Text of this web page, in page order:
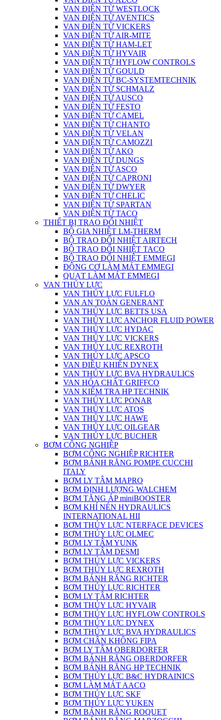
VAN ĐIỆN TỪ WESTLOCK
VAN ĐIỆN TỪ AVENTICS
VAN ĐIỆN TỪ VICKERS
VAN ĐIỆN TỪ AIR-MITE
VAN ĐIỆN TỪ HAM-LET
VAN ĐIỆN TỪ HYVAIR
VAN ĐIỆN TỪ HYFLOW CONTROLS
VAN ĐIỆN TỪ GOULD
VAN ĐIỆN TỪ BC-SYSTEMTECHNIK
VAN ĐIỆN TỪ SCHMALZ
VAN ĐIỆN TỪ AUSCO
VAN ĐIỆN TỪ FESTO
VAN ĐIỆN TỪ CAMEL
VAN ĐIỆN TỪ CHANTO
VAN ĐIỆN TỪ VELAN
VAN ĐIỆN TỪ CAMOZZI
VAN ĐIỆN TỪ AKO
VAN ĐIỆN TỪ DUNGS
VAN ĐIỆN TỪ ASCO
VAN ĐIỆN TỪ CAPRONI
VAN ĐIỆN TỪ DWYER
VAN ĐIỆN TỪ CHELIC
VAN ĐIỆN TỪ SPARTAN
VAN ĐIỆN TỪ TACO
THIẾT BỊ TRAO ĐỔI NHIỆT
BỘ GIA NHIỆT LM-THERM
BỘ TRAO ĐỔI NHIỆT AIRTECH
BỘ TRAO ĐỔI NHIỆT TACO
BỘ TRAO ĐỔI NHIỆT EMMEGI
ĐỘNG CƠ LÀM MÁT EMMEGI
QUẠT LÀM MÁT EMMEGI
VAN THỦY LỰC
VAN THỦY LỰC FULFLO
VAN AN TOÀN GENERANT
VAN THỦY LỰC BETTS USA
VAN THỦY LỰC ANCHOR FLUID POWER
VAN THỦY LỰC HYDAC
VAN THỦY LỰC VICKERS
VAN THỦY LỰC REXROTH
VAN THỦY LỰC APSCO
VAN ĐIỀU KHIỂN DYNEX
VAN THỦY LỰC BVA HYDRAULICS
VAN HÓA CHẤT GRIFFCO
VAN KIỂM TRA HP TECHNIK
VAN THỦY LỰC PONAR
VAN THỦY LỰC ATOS
VAN THỦY LỰC HAWE
VAN THỦY LỰC OILGEAR
VAN THỦY LỰC BUCHER
BƠM CÔNG NGHIỆP
BƠM CÔNG NGHIỆP RICHTER
BƠM BÁNH RĂNG POMPE CUCCHI
ITALY
BƠM LY TÂM MAPRO
BƠM ĐỊNH LƯỢNG WALCHEM
BƠM TĂNG ÁP miniBOOSTER
BƠM KHÍ NÉN HYDRAULICS
INTERNATIONAL HII
BƠM THỦY LỰC NTERFACE DEVICES
BƠM THỦY LỰC OLMEC
BƠM LY TÂM YUNK
BƠM LY TÂM DESMI
BƠM THỦY LỰC VICKERS
BƠM THỦY LỰC REXROTH
BƠM BÁNH RĂNG RICHTER
BƠM THỦY LỰC RICHTER
BƠM LY TÂM RICHTER
BƠM THỦY LỰC HYVAIR
BƠM THỦY LỰC HYFLOW CONTROLS
BƠM THỦY LỰC DYNEX
BƠM THỦY LỰC BVA HYDRAULICS
BƠM CHÂN KHÔNG FIPA
BƠM LY TÂM OBERDORFER
BƠM BÁNH RĂNG OBERDORFER
BƠM BÁNH RĂNG HP TECHNIK
BƠM THỦY LỰC B&C HYDRAINICS
BƠM LÀM MÁT AACO
BƠM THỦY LỰC SKF
BƠM THỦY LỰC YUKEN
BƠM BÁNH RĂNG ROQUET